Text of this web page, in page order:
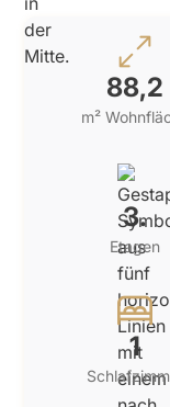
88,2
m²
3.
Etagen
1